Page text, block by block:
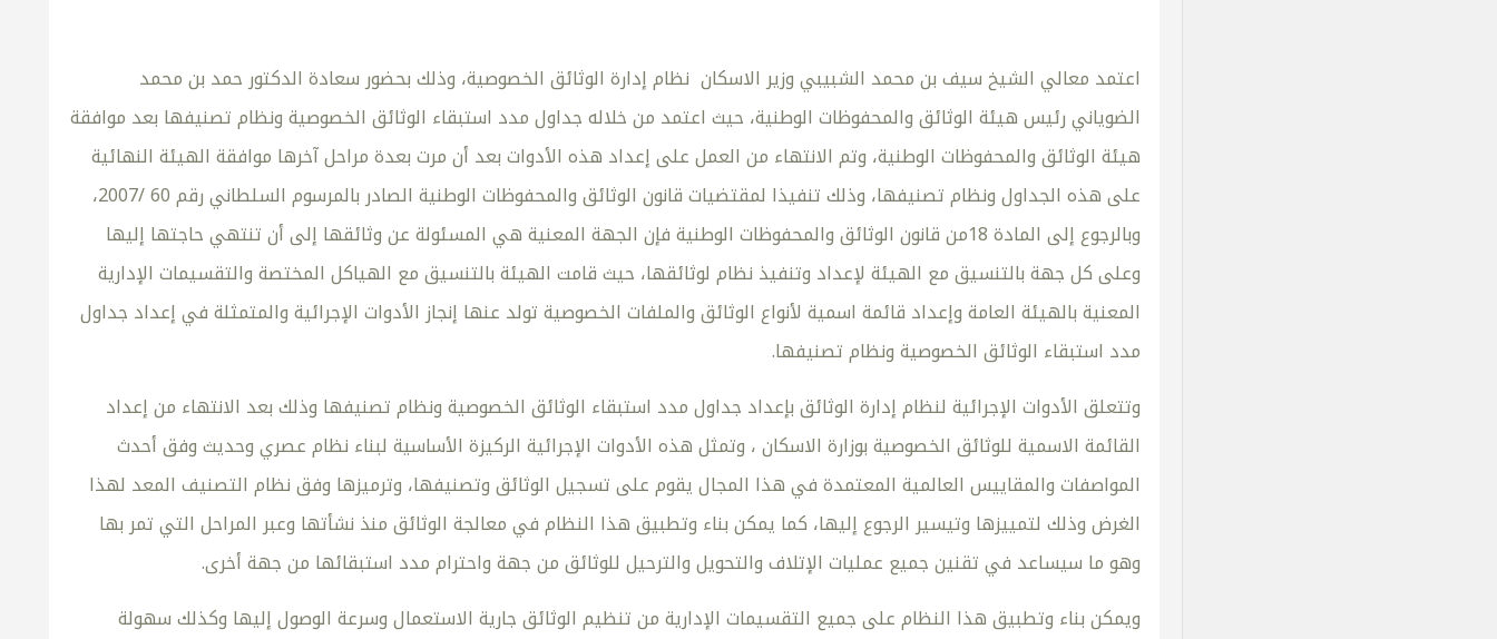
اعتمد معالي الشيخ سيف بن محمد الشبيبي وزير الاسكان نظام إدارة الوثائق الخصوصية، وذلك بحضور سعادة الدكتور حمد بن محمد
الضوياني رئيس هيئة الوثائق والمحفوظات الوطنية، حيث اعتمد من خلاله جداول مدد استبقاء الوثائق الخصوصية ونظام تصنيفها بعد موافقة
هيئة الوثائق والمحفوظات الوطنية، وتم الانتهاء من العمل على إعداد هذه الأدوات بعد أن مرت بعدة مراحل آخرها موافقة الهيئة النهائية
على هذه الجداول ونظام تصنيفها، وذلك تنفيذا لمقتضيات قانون الوثائق والمحفوظات الوطنية الصادر بالمرسوم السلطاني رقم 60 /2007،
وبالرجوع إلى المادة 18من قانون الوثائق والمحفوظات الوطنية فإن الجهة المعنية هي المسئولة عن وثائقها إلى أن تنتهي حاجتها إليها
وعلى كل جهة بالتنسيق مع الهيئة لإعداد وتنفيذ نظام لوثائقها، حيث قامت الهيئة بالتنسيق مع الهياكل المختصة والتقسيمات الإدارية
المعنية بالهيئة العامة وإعداد قائمة اسمية لأنواع الوثائق والملفات الخصوصية تولد عنها إنجاز الأدوات الإجرائية والمتمثلة في إعداد جداول
مدد استبقاء الوثائق الخصوصية ونظام تصنيفها.
وتتعلق الأدوات الإجرائية لنظام إدارة الوثائق بإعداد جداول مدد استبقاء الوثائق الخصوصية ونظام تصنيفها وذلك بعد الانتهاء من إعداد
القائمة الاسمية للوثائق الخصوصية بوزارة الاسكان ، وتمثل هذه الأدوات الإجرائية الركيزة الأساسية لبناء نظام عصري وحديث وفق أحدث
المواصفات والمقاييس العالمية المعتمدة في هذا المجال يقوم على تسجيل الوثائق وتصنيفها، وترميزها وفق نظام التصنيف المعد لهذا
الغرض وذلك لتمييزها وتيسير الرجوع إليها، كما يمكن بناء وتطبيق هذا النظام في معالجة الوثائق منذ نشأتها وعبر المراحل التي تمر بها
وهو ما سيساعد في تقنين جميع عمليات الإتلاف والتحويل والترحيل للوثائق من جهة واحترام مدد استبقائها من جهة أخرى.
ويمكن بناء وتطبيق هذا النظام على جميع التقسيمات الإدارية من تنظيم الوثائق جارية الاستعمال وسرعة الوصول إليها وكذلك سهولة